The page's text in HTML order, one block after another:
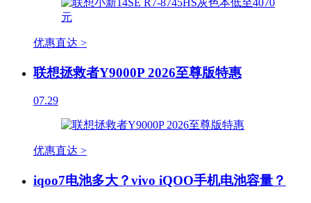
优惠直达 >
联想拯救者Y9000P 2026至尊版特惠
07.29
优惠直达 >
iqoo7电池多大？vivo iQOO手机电池容量？